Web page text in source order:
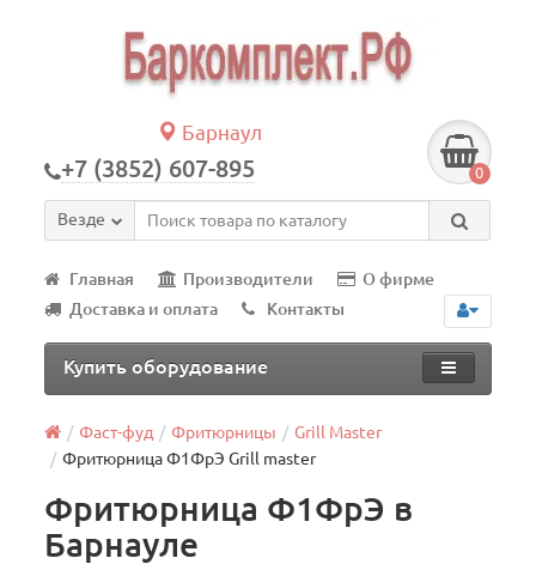
Барнаул
+7 (3852) 607-895 0
Везде
Главная Производители
О фирме
Доставка и оплата
Контакты
Купить оборудование
Фаст-фуд Фритюрницы
Grill Master
Фритюрница Ф1ФрЭ Grill master
Фритюрница Ф1ФрЭ в
Барнауле